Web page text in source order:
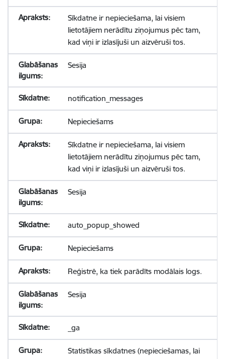
Sīkdatne ir nepieciešama, lai visiem
lietotājiem nerādītu ziņojumus pēc tam,
kad viņi ir izlasījuši un aizvēruši tos.
Sesija
notification_messages
Nepieciešams
Sīkdatne ir nepieciešama, lai visiem
lietotājiem nerādītu ziņojumus pēc tam,
kad viņi ir izlasījuši un aizvēruši tos.
Sesija
auto_popup_showed
Nepieciešams
Reģistrē, ka tiek parādīts modālais logs.
Sesija
_ga
Statistikas sīkdatnes (nepieciešamas, lai